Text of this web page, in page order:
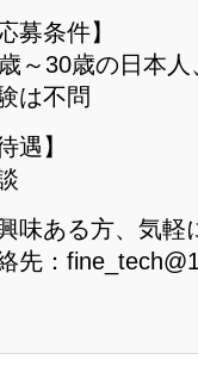
募条件】
～30歳の日本
は不問
遇】
味ある方、気軽
先：